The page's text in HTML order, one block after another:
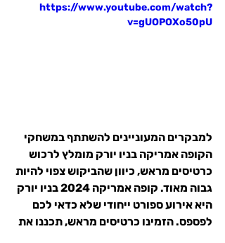
https://www.youtube.com/watch?
v=gUOPOXo50pU
למבקרים המעוניינים להשתתף במשחקי
הקופה אמריקה בניו יורק מומלץ לרכוש
כרטיסים מראש, כיוון שהביקוש צפוי להיות
גבוה מאוד. קופה אמריקה 2024 בניו יורק
היא אירוע ספורט ייחודי שלא כדאי לכם
לפספס. הזמינו כרטיסים מראש, תכננו את